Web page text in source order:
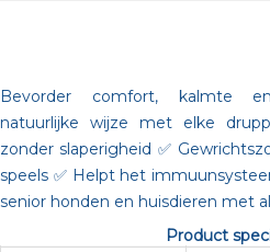
Bevorder comfort, kalmte
natuurlijke wijze met elke
zonder slaperigheid ✅
speels ✅ Helpt het
senior honden en huisdieren met
Product